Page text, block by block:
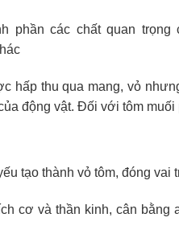
phần các chất quan trọng
hấp thu qua mang, vỏ
động vật. Đối với tôm muối
tạo thành vỏ tôm, đóng vai
cơ và thần kinh, cân bằng